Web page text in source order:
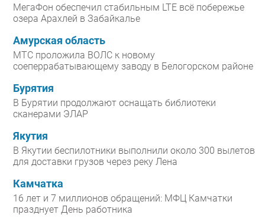
МегаФон обеспечил стабильным LTE всё побережье
озера Арахлей в Забайкалье
Амурская область
МТС проложила ВОЛС к новому
соеперрабатывающему заводу в Белогорском районе
Бурятия
В Бурятии продолжают оснащать библиотеки
сканерами ЭЛАР
Якутия
В Якутии беспилотники выполнили около 300 вылетов
для доставки грузов через реку Лена
Камчатка
16 лет и 7 миллионов обращений: МФЦ Камчатки
празднует День работника